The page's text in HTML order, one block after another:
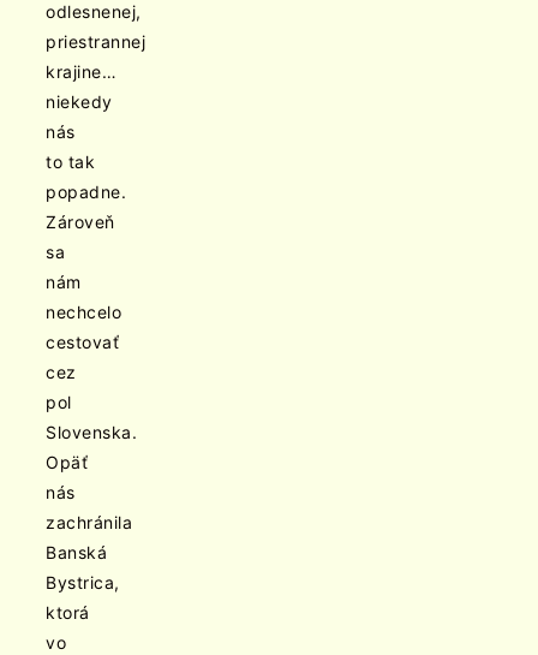
odlesnenej,
priestrannej
krajine…
niekedy
nás
to tak
popadne.
Zároveň
sa
nám
nechcelo
cestovať
cez
pol
Slovenska.
Opäť
nás
zachránila
Banská
Bystrica,
ktorá
vo